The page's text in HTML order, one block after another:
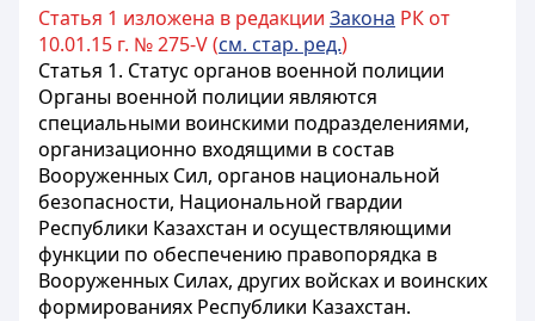
Статья 1 изложена в редакции Закона РК от
10.01.15 г. № 275-V (см. стар. ред.)
Статья 1. Статус органов военной полиции
Органы военной полиции являются
специальными воинскими подразделениями,
организационно входящими в состав
Вооруженных Сил, органов национальной
безопасности, Национальной гвардии
Республики Казахстан и осуществляющими
функции по обеспечению правопорядка в
Вооруженных Силах, других войсках и воинских
формированиях Республики Казахстан.